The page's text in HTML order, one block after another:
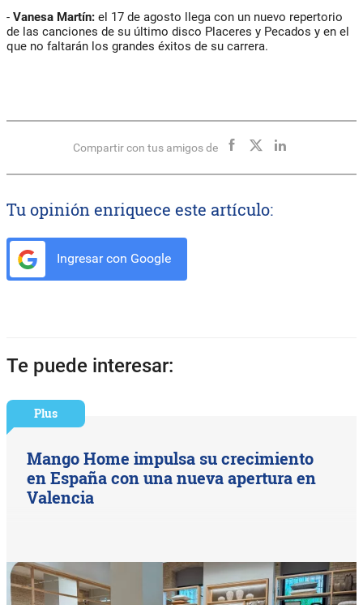
- Vanesa Martín: el 17 de agosto llega con un nuevo repertorio
de las canciones de su último disco Placeres y Pecados y en el
que no faltarán los grandes éxitos de su carrera.
Compartir con tus amigos de
Tu opinión enriquece este artículo:
Ingresar con Google
Te puede interesar:
Plus
Mango Home impulsa su crecimiento
en España con una nueva apertura en
Valencia